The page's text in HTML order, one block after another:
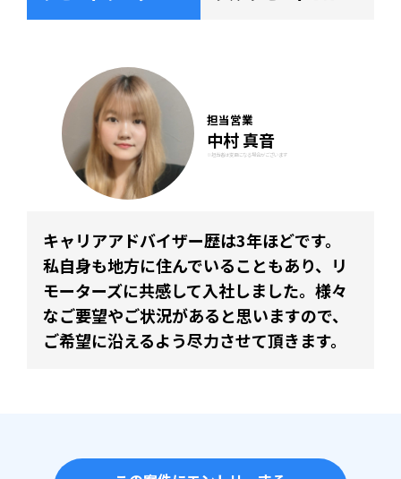
担当営業
中村 真音
※担当者は変更になる場合がございます
キャリアアドバイザー歴は3年ほどです。
私自身も地方に住んでいることもあり、リ
モーターズに共感して入社しました。様々
なご要望やご状況があると思いますので、
ご希望に沿えるよう尽力させて頂きます。